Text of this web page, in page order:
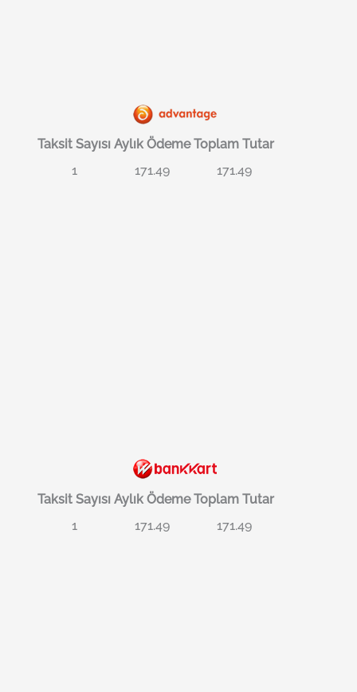
Taksit Sayısı Aylık Ödeme Toplam Tutar
1
171.49 171.49
Taksit Sayısı Aylık Ödeme Toplam Tutar
1
171.49 171.49